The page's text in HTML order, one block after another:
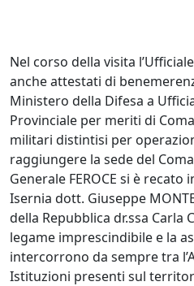
Nel corso della visita
anche attestati di
Ministero della Difesa a
Provinciale per meriti di
militari distintisi per
raggiungere la sede del
Generale FEROCE si è
Isernia dott. Giuseppe
della Repubblica dr.ssa Carla
legame imprescindibile e la
intercorrono da sempre tra
Istituzioni presenti sul